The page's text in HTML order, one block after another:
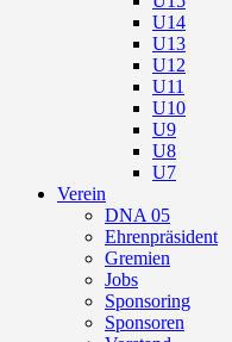
U14
U13
U12
U11
U10
U9
U8
U7
Verein
DNA 05
Ehrenpräsident
Gremien
Jobs
Sponsoring
Sponsoren